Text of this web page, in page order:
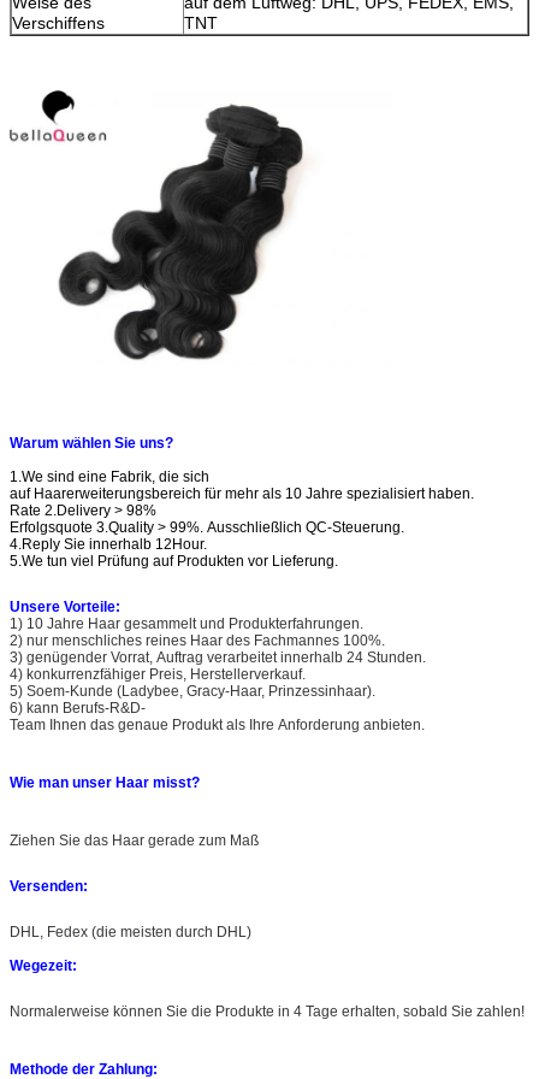
Verschiffens
TNT
Warum wählen Sie uns?
1.We sind eine Fabrik, die sich
auf Haarerweiterungsbereich für mehr als 10 Jahre spezialisiert haben.
Rate 2.Delivery > 98%
Erfolgsquote 3.Quality > 99%. Ausschließlich QC-Steuerung.
4.Reply Sie innerhalb 12Hour.
5.We tun viel Prüfung auf Produkten vor Lieferung.
Unsere Vorteile:
1) 10 Jahre Haar gesammelt und Produkterfahrungen.
2) nur menschliches reines Haar des Fachmannes 100%.
3) genügender Vorrat, Auftrag verarbeitet innerhalb 24 Stunden.
4) konkurrenzfähiger Preis, Herstellerverkauf.
5) Soem-Kunde (Ladybee, Gracy-Haar, Prinzessinhaar).
6) kann Berufs-R&D-
Team Ihnen das genaue Produkt als Ihre Anforderung anbieten.
Wie man unser Haar misst?
Ziehen Sie das Haar gerade zum Maß
Versenden:
DHL, Fedex (die meisten durch DHL)
Wegezeit:
Normalerweise können Sie die Produkte in 4 Tage erhalten, sobald Sie zahlen!
Methode der Zahlung: